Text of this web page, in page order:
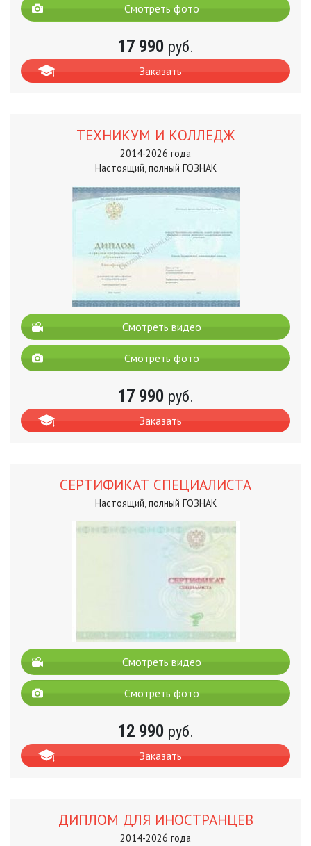
Смотреть фото
17 990 руб.
Заказать
ТЕХНИКУМ И КОЛЛЕДЖ
2014-2026 года
Настоящий, полный ГОЗНАК
Смотреть видео
Смотреть фото
17 990 руб.
Заказать
СЕРТИФИКАТ СПЕЦИАЛИСТА
Настоящий, полный ГОЗНАК
Смотреть видео
Смотреть фото
12 990 руб.
Заказать
ДИПЛОМ ДЛЯ ИНОСТРАНЦЕВ
2014-2026 года